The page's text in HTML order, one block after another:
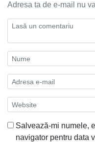
Adresa ta de e-mail nu
Salvează-mi numele,
navigator pentru data